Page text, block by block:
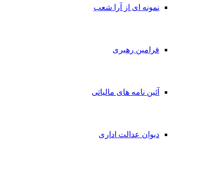
نمونه ای از آرا شعب
فرامین رهبری
آئین نامه های مالیاتی
دیوان عدالت اداری